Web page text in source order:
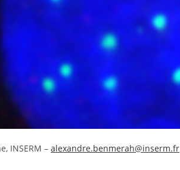
INSERM –alexandre.benmerah@inserm.fr